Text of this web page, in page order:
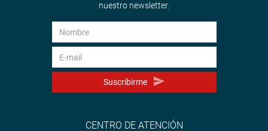
nuestro newsletter.
Suscribirme
CENTRO DE ATENCIÓN